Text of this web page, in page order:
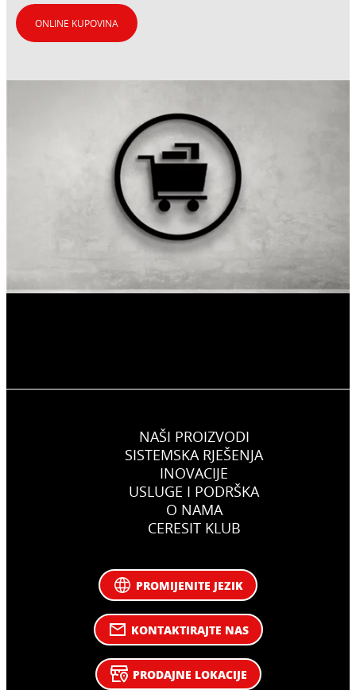
ONLINE KUPOVINA
NAŠI PROIZVODI
SISTEMSKA RJEŠENJA
INOVACIJE
USLUGE I PODRŠKA
O NAMA
CERESIT KLUB
PROMIJENITE JEZIK
KONTAKTIRAJTE NAS
PRODAJNE LOKACIJE